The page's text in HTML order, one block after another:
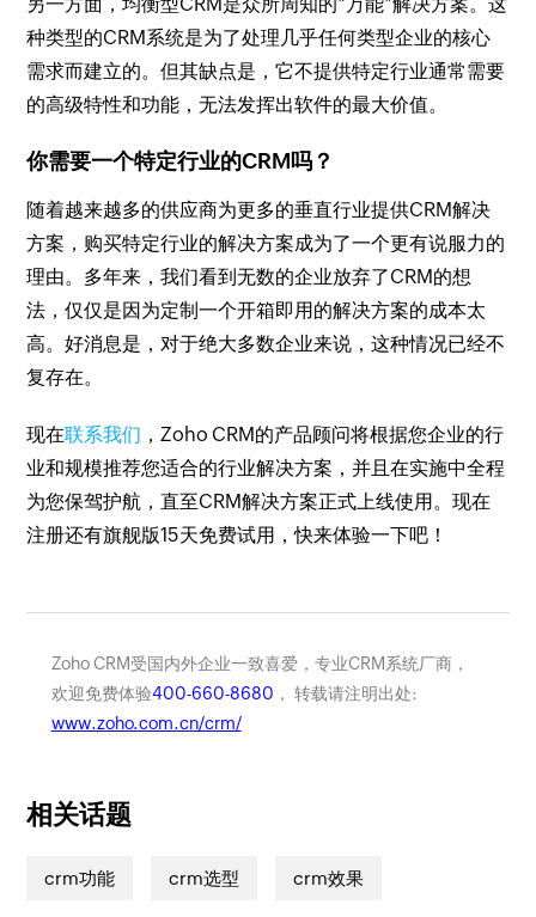
种类型的CRM系统是为了处理几乎任何类型企业的核心
需求而建立的。但其缺点是，它不提供特定行业通常需要
的高级特性和功能，无法发挥出软件的最大价值。
你需要一个特定行业的CRM吗？
随着越来越多的供应商为更多的垂直行业提供CRM解决
方案，购买特定行业的解决方案成为了一个更有说服力的
理由。多年来，我们看到无数的企业放弃了CRM的想
法，仅仅是因为定制一个开箱即用的解决方案的成本太
高。好消息是，对于绝大多数企业来说，这种情况已经不
复存在。
现在联系我们 ，Zoho CRM的产品顾问将根据您企业的行
业和规模推荐您适合的行业解决方案，并且在实施中全程
为您保驾护航，直至CRM解决方案正式上线使用。现在
注册还有旗舰版15天免费试用，快来体验一下吧！
Zoho CRM受国内外企业一致喜爱，专业CRM系统厂商，
欢迎免费体验400-660-8680 ， 转载请注明出处:
www.zoho.com.cn/crm/
相关话题
crm功能 crm选型 crm效果